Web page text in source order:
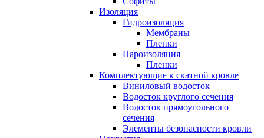
Изоляция
Гидроизоляция
Мембраны
Пленки
Пароизоляция
Пленки
Комплектующие к скатной кровле
Виниловый водосток
Водосток круглого сечения
Водосток прямоугольного
сечения
Элементы безопасности кровли